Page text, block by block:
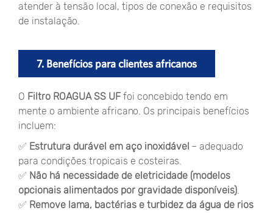
atender à tensão local, tipos de conexão e requisitos
de instalação.
7. Benefícios para clientes africanos
O Filtro ROAGUA SS UF foi concebido tendo em
mente o ambiente africano. Os principais benefícios
incluem:
✅ Estrutura durável em aço inoxidável – adequado
para condições tropicais e costeiras.
✅ Não há necessidade de eletricidade (modelos
opcionais alimentados por gravidade disponíveis).
✅ Remove lama, bactérias e turbidez da água de rios